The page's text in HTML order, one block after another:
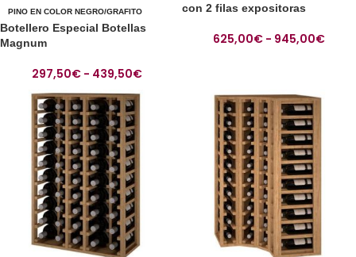
PINO EN COLOR NEGRO/GRAFITO
Botellero Especial Botellas
Magnum
297,50€ - 439,50€
con 2 filas expositoras
625,00€ - 945,00€